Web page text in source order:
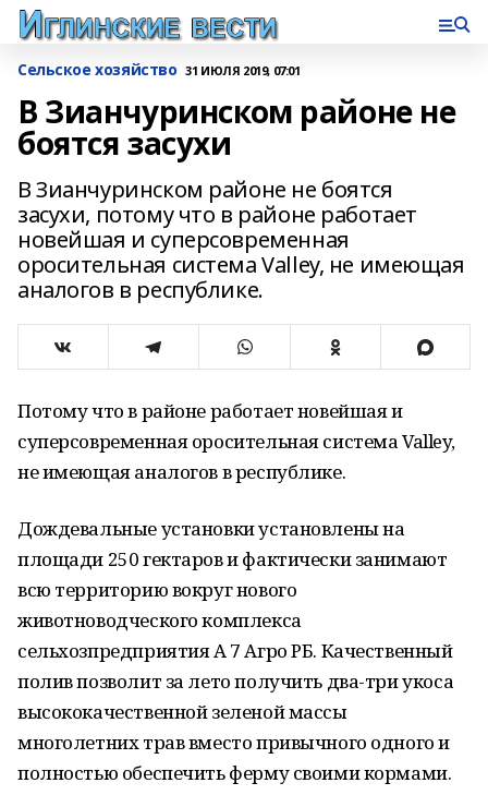
Сельское хозяйство 31 ИЮЛЯ 2019, 07:01
В Зианчуринском районе не
боятся засухи
В Зианчуринском районе не боятся
засухи, потому что в районе работает
новейшая и суперсовременная
оросительная система Valley, не имеющая
аналогов в республике.
Потому что в районе работает новейшая и
суперсовременная оросительная система Valley,
не имеющая аналогов в республике.
Дождевальные установки установлены на
площади 250 гектаров и фактически занимают
всю территорию вокруг нового
животноводческого комплекса
сельхозпредприятия А 7 Агро РБ. Качественный
полив позволит за лето получить два-три укоса
высококачественной зеленой массы
многолетних трав вместо привычного одного и
полностью обеспечить ферму своими кормами.